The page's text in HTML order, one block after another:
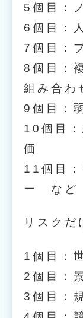
5個目：
6個目：
7個目：
8個目：
組み合わ
9個目：
10個目
価
11個目
ー など
リスクだ
1個目：
2個目：
3個目：